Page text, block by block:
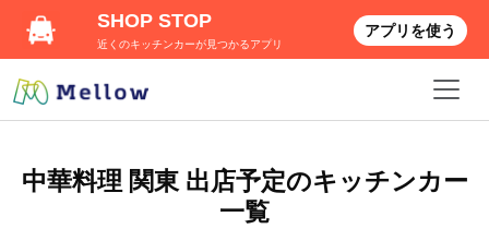
中華料理 関東 出店予定のキッチンカー
一覧
SHOP STOP
近くのキッチンカーが見つかるアプリ
アプリを使う